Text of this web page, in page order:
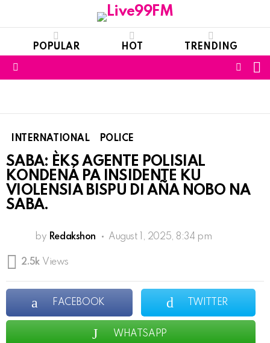
POPULAR HOT TRENDING
INTERNATIONAL POLICE
SABA: ÈKS AGENTE POLISIAL
KONDENÁ PA INSIDENTE KU
VIOLENSIA BISPU DI AÑA NOBO NA
SABA.
by Redakshon August 1, 2025, 8:34 pm
2.5k Views
FACEBOOK TWITTER
WHATSAPP